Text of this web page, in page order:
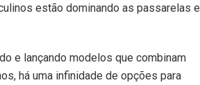
estão dominando as passarelas e
e lançando modelos que combinam
há uma infinidade de opções para